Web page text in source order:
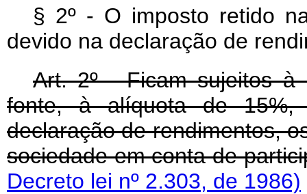
§ 2º - O imposto retido
devido na declaração de
Art. 2º - Ficam sujeitos à
fonte, à alíquota de 15%,
declaração de rendimentos,
sociedade em conta de
Decreto lei nº 2.303, de 1986)